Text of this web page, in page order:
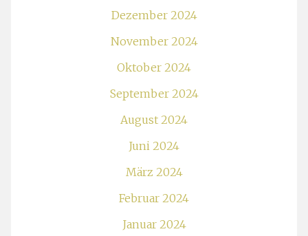
Dezember 2024
November 2024
Oktober 2024
September 2024
August 2024
Juni 2024
März 2024
Februar 2024
Januar 2024